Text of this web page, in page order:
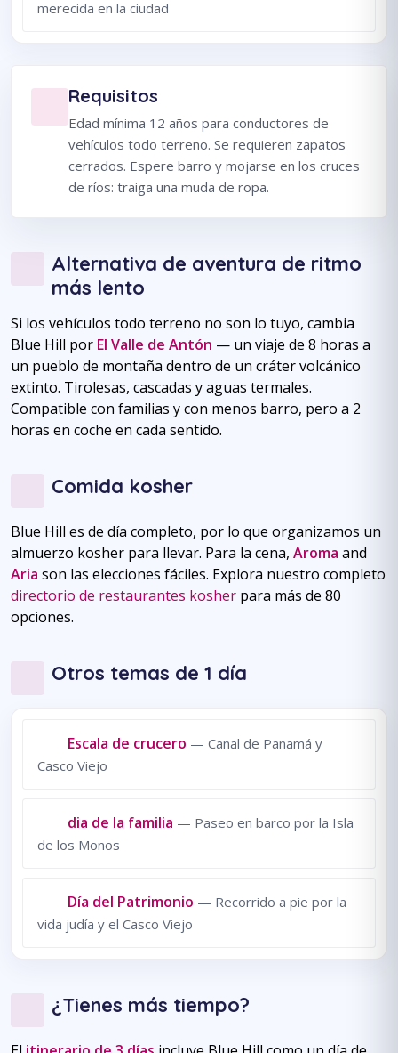
merecida en la ciudad
Requisitos
Edad mínima 12 años para conductores de
vehículos todo terreno. Se requieren zapatos
cerrados. Espere barro y mojarse en los cruces
de ríos: traiga una muda de ropa.
Alternativa de aventura de ritmo
más lento
Si los vehículos todo terreno no son lo tuyo, cambia
Blue Hill por El Valle de Antón — un viaje de 8 horas a
un pueblo de montaña dentro de un cráter volcánico
extinto. Tirolesas, cascadas y aguas termales.
Compatible con familias y con menos barro, pero a 2
horas en coche en cada sentido.
Comida kosher
Blue Hill es de día completo, por lo que organizamos un
almuerzo kosher para llevar. Para la cena, Aroma and
Aria son las elecciones fáciles. Explora nuestro completo
directorio de restaurantes kosher para más de 80
opciones.
Otros temas de 1 día
Escala de crucero — Canal de Panamá y
Casco Viejo
dia de la familia — Paseo en barco por la Isla
de los Monos
Día del Patrimonio — Recorrido a pie por la
vida judía y el Casco Viejo
¿Tienes más tiempo?